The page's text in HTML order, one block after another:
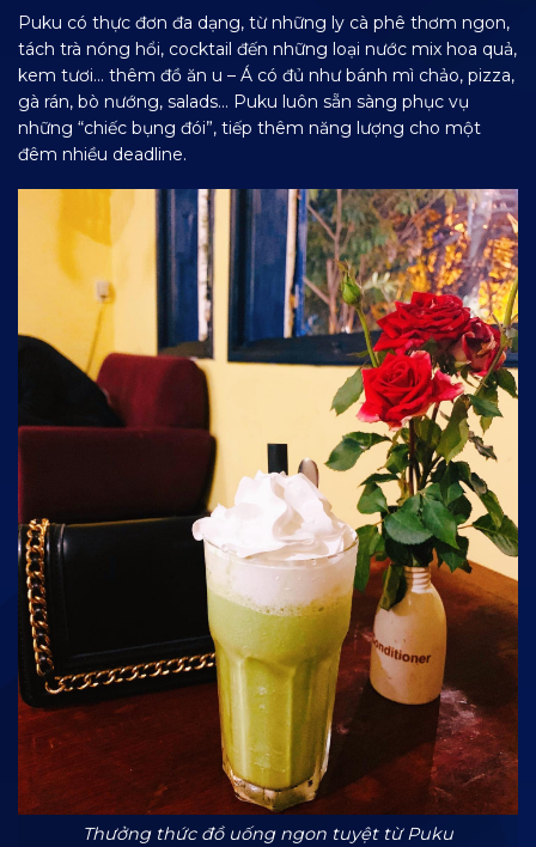
Puku có thực đơn đa dạng, từ những ly cà phê thơm ngon,
tách trà nóng hổi, cocktail đến những loại nước mix hoa quả,
kem tươi… thêm đồ ăn u – Á có đủ như bánh mì chảo, pizza,
gà rán, bò nướng, salads… Puku luôn sẵn sàng phục vụ
những “chiếc bụng đói”, tiếp thêm năng lượng cho một
đêm nhiều deadline.
Thưởng thức đồ uống ngon tuyệt từ Puku